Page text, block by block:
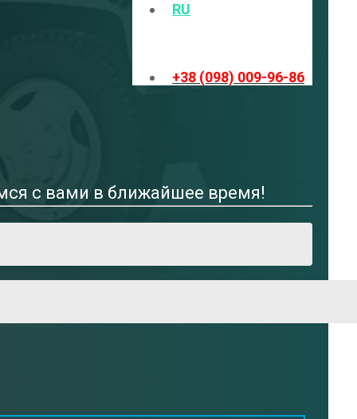
RU
+38 (098) 009-96-86
с вами в ближайшее время!